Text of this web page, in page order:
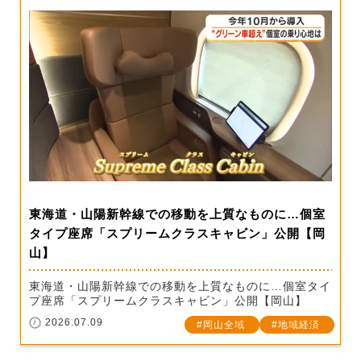
東海道・山陽新幹線での移動を上質なものに…個室
タイプ座席「スプリームクラスキャビン」公開【岡
山】
東海道・山陽新幹線での移動を上質なものに…個室タイ
プ座席「スプリームクラスキャビン」公開【岡山】
2026.07.09 岡山全域 地域経済